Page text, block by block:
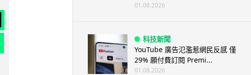
01.08.2026
科技新聞
YouTube 廣告氾濫惹網民反感 僅
29% 願付費訂閱 Premi...
01.08.2026